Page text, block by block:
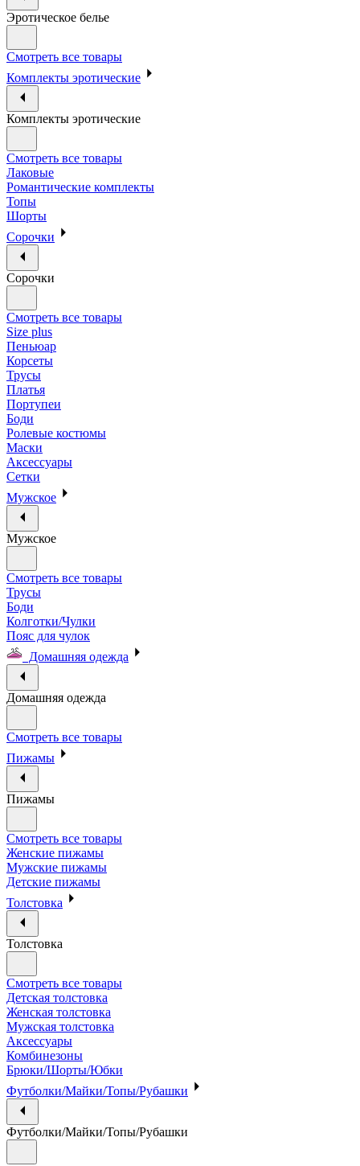
Эротическое белье
Смотреть все товары
Комплекты эротические
Комплекты эротические
Смотреть все товары
Лаковые
Романтические комплекты
Топы
Шорты
Сорочки
Сорочки
Смотреть все товары
Size plus
Пеньюар
Корсеты
Трусы
Платья
Портупеи
Боди
Ролевые костюмы
Маски
Аксессуары
Сетки
Мужское
Мужское
Смотреть все товары
Трусы
Боди
Колготки/Чулки
Пояс для чулок
Домашняя одежда
Домашняя одежда
Смотреть все товары
Пижамы
Пижамы
Смотреть все товары
Женские пижамы
Мужские пижамы
Детские пижамы
Толстовка
Толстовка
Смотреть все товары
Детская толстовка
Женская толстовка
Мужская толстовка
Аксессуары
Комбинезоны
Брюки/Шорты/Юбки
Футболки/Майки/Топы/Рубашки
Футболки/Майки/Топы/Рубашки